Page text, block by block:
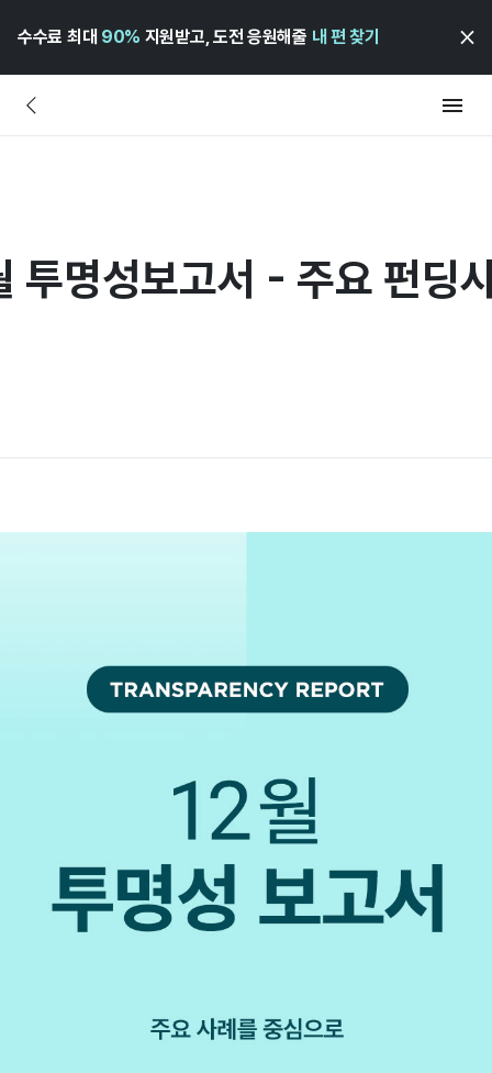
수수료 최대 90% 지원받고, 도전 응원해줄 내 편 찾기
명성보고서 - 주요 펀딩